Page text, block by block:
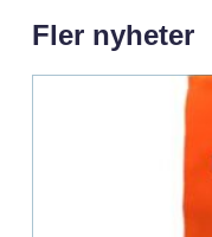
Fler nyheter